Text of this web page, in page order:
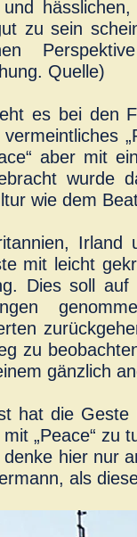
und
zu sein
Quelle)
es bei den
aber mit
wurde
wie dem
Irland
mit leicht
Dies soll
zu
gänzlich
hat die Geste
„Peace“ zu
hier nur
als